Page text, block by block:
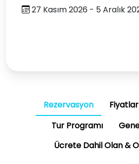
27 Kasım 2026 - 5 Aralık
Rezervasyon
Tur Programı
Ücrete Dahil Olan &